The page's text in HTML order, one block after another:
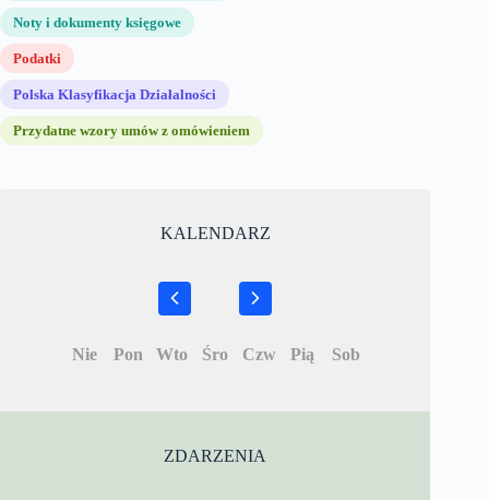
Noty i dokumenty księgowe
Podatki
Polska Klasyfikacja Działalności
Przydatne wzory umów z omówieniem
KALENDARZ
Nie Pon Wto Śro Czw Pią Sob
ZDARZENIA